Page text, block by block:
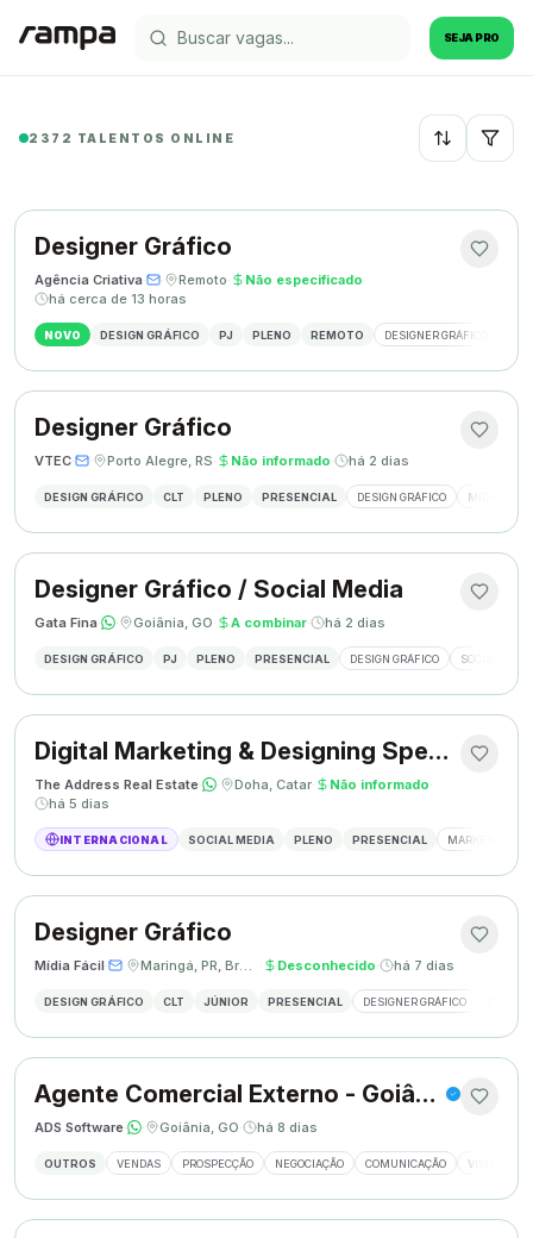
SEJA PRO
2372 TALENTOS ONLINE Recentes
Designer Gráfico
Agência Criativa· · Remoto· Não especificado·
há cerca de 13 horas
NOVO DESIGN GRÁFICO PJ PLENO REMOTO DESIGNER GRÁFICO
Designer Gráfico
VTEC· · Porto Alegre, RS· Não informado· há 2 dias
DESIGN GRÁFICO CLT PLENO PRESENCIAL DESIGN GRÁFICO MÍDIAS
Designer Gráfico / Social Media
Gata Fina· · Goiânia, GO· A combinar· há 2 dias
DESIGN GRÁFICO PJ PLENO PRESENCIAL DESIGN GRÁFICO SOCIAL
Digital Marketing & Designing Specialist
The Address Real Estate· · Doha, Catar· Não informado·
há 5 dias
INTERNACIONAL SOCIAL MEDIA PLENO PRESENCIAL MARKETING
Designer Gráfico
Mídia Fácil· · Maringá, PR, Brasil · Desconhecido· há 7 dias
DESIGN GRÁFICO CLT JÚNIOR PRESENCIAL DESIGNER GRÁFICO
Agente Comercial Externo - Goiânia
ADS Software· · Goiânia, GO· há 8 dias
OUTROS VENDAS PROSPECÇÃO NEGOCIAÇÃO COMUNICAÇÃO VISITAS